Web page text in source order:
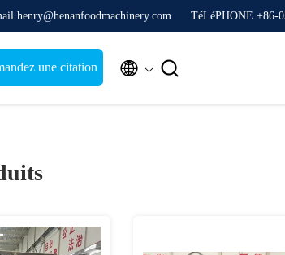
henry@henanfoodmachinery.com TéLéPHONE +86-
une citation  